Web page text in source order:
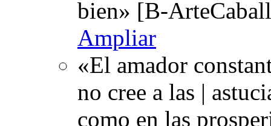
bien» [B-
Ampliar
«El amador
no cree a las |
como en las